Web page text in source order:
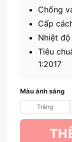
Chống
Cấp
Nhiệt
Tiêu
1:2017
Màu ánh sáng
Trắng